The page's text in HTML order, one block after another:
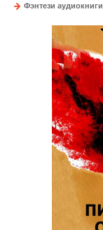
Фэнтези аудиокниги